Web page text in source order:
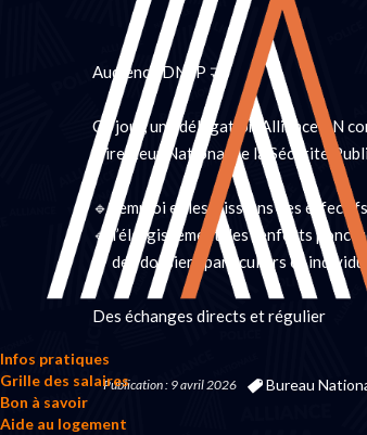
Infos pratiques
Grille des salaires
Bon à savoir
Aide au logement
Audience DNSP 🤝
Ce jour, une délégation Alliance PN
Directeur National de la Sécurité
🔹 l’emploi et les missions des
🔹 l’élargissement des renforts
🔹 des dossiers particuliers et
Des échanges directs et régulier
Publication : 9 avril 2026 Bureau